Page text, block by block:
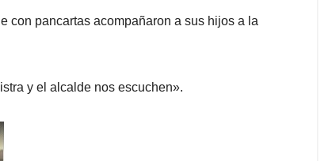
con pancartas acompañaron a sus hijos a la
y el alcalde nos escuchen».